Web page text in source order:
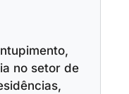
no setor de